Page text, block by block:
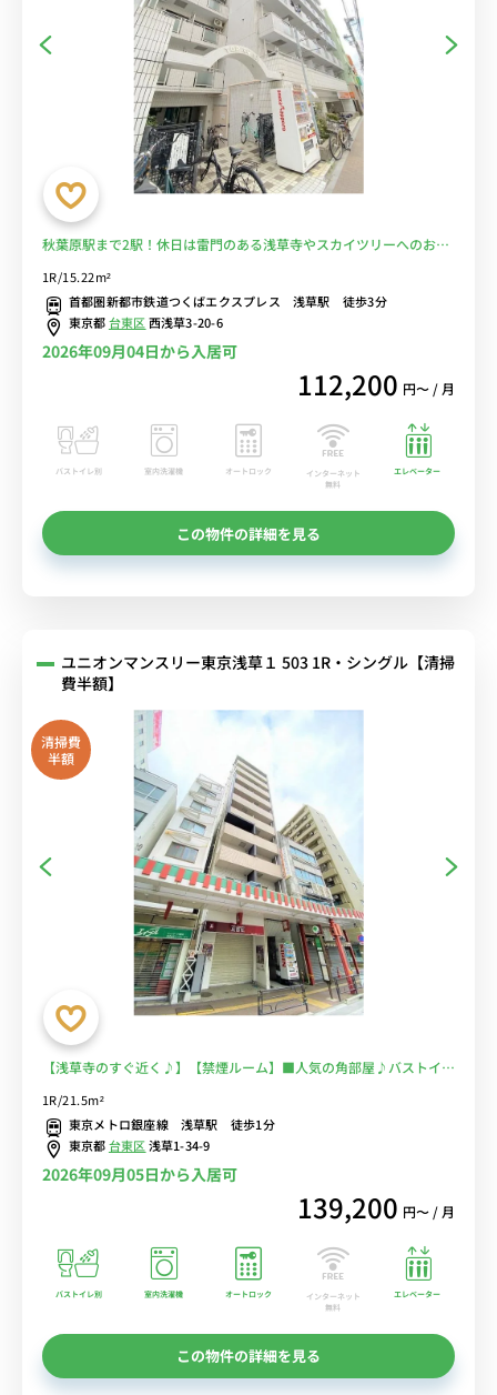
秋葉原駅まで2駅！休日は雷門のある浅草寺やスカイツリーへのお散
1R/15.22m²
首都圏新都市鉄道つくばエクスプレス 浅草駅 徒歩3分
東京都台東区西浅草3-20-6
2026年09月04日から入居可
112,200 円〜 / 月
バストイレ別 室内洗濯機 オートロック
インターネット
無料
エレベーター
この物件の詳細を見る
ユニオンマンスリー東京浅草１ 503 1R・シングル【清掃
費半額】
清掃費
半額
【浅草寺のすぐ近く♪】【禁煙ルーム】■人気の角部屋♪バストイレ
完備♪2口ガスコンロ付き♪快適なソファ付き♪■東京メトロ銀座線
「浅草駅」徒歩1分■選べるWi-Fi格安レンタル中！
1R/21.5m²
東京メトロ銀座線 浅草駅 徒歩1分
東京都台東区浅草1-34-9
2026年09月05日から入居可
139,200 円〜 / 月
バストイレ別 室内洗濯機 オートロック
インターネット
無料
エレベーター
この物件の詳細を見る